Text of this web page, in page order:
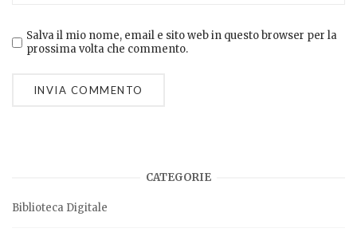
Salva il mio nome, email e sito web in questo browser per la
prossima volta che commento.
CATEGORIE
Biblioteca Digitale